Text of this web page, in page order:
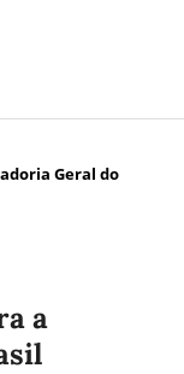
Geral do
a